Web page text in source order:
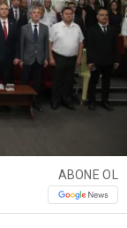
ABONE OL